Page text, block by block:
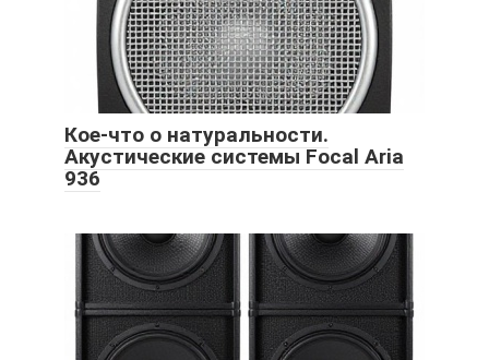
Кое-что о натуральности.
Акустические системы Focal Aria
936